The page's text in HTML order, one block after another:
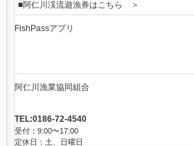
■阿仁川渓流遊漁券はこちら ＞
FishPassアプリ
阿仁川漁業協同組合
TEL:0186-72-4540
受付：9:00〜17:00
定休日：土、日曜日